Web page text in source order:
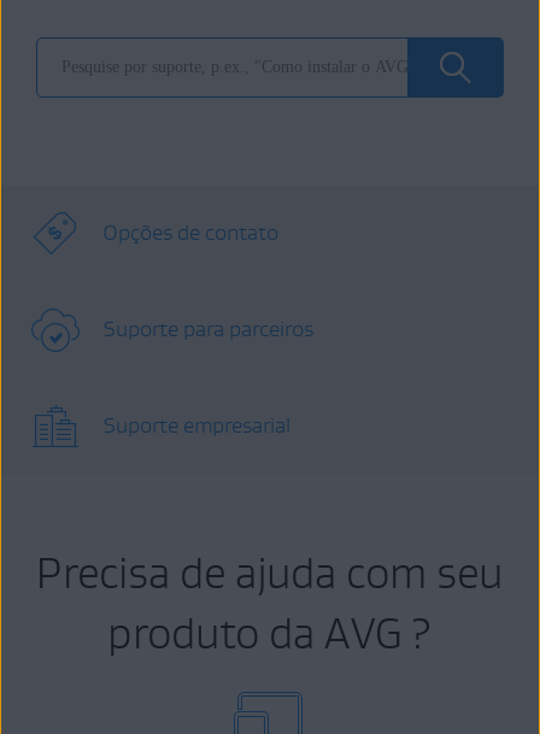
Opções de contato
Suporte para parceiros
Suporte empresarial
Precisa de ajuda com seu
produto da AVG ?